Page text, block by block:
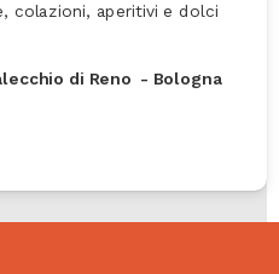
colazioni, aperitivi e dolci
di Reno - Bologna